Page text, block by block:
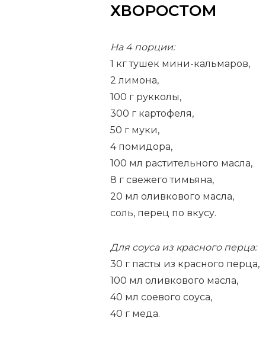
ХВОРОСТОМ
На 4 порции:
1 кг тушек мини-кальмаров,
2 лимона,
100 г рукколы,
300 г картофеля,
50 г муки,
4 помидора,
100 мл растительного масла,
8 г свежего тимьяна,
20 мл оливкового масла,
соль, перец по вкусу.
Для соуса из красного перца:
30 г пасты из красного перца,
100 мл оливкового масла,
40 мл соевого соуса,
40 г меда.